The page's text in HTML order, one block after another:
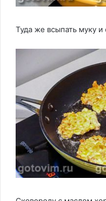
Туда же всыпать муку